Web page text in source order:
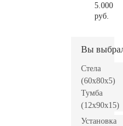
5.000
руб.
Вы
Стела
(60x80x5)
Тумба
(12x90x15)
Установка